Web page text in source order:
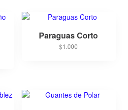
Paraguas Corto
$1.000